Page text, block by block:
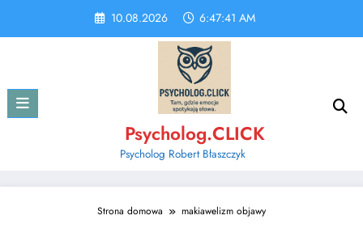
content
10.08.2026 6:47:41 AM
Psycholog.CLICK
Psycholog Robert Błaszczyk
Strona domowa makiawelizm objawy